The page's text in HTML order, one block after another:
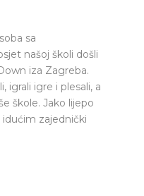
sa
našoj školi došli
iza Zagreba.
igrali igre i plesali, a
škole. Jako lijepo
zajednički